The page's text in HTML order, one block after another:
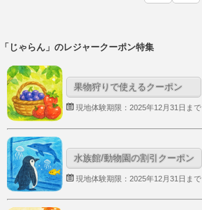
「じゃらん」のレジャークーポン特集
果物狩りで使えるクーポン
現地体験期限：2025年12月31日まで
水族館/動物園の割引クーポン
現地体験期限：2025年12月31日まで